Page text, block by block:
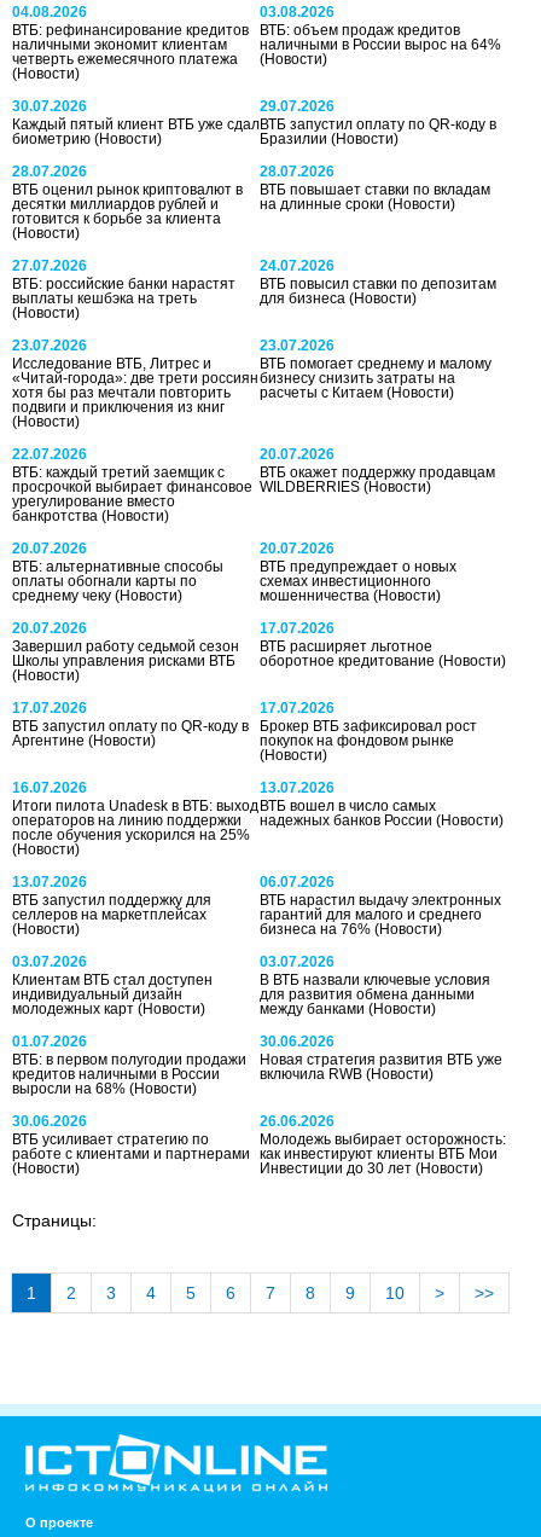
04.08.2026
ВТБ: рефинансирование кредитов
наличными экономит клиентам
четверть ежемесячного платежа
(Новости)
03.08.2026
ВТБ: объем продаж кредитов
наличными в России вырос на 64%
(Новости)
30.07.2026
Каждый пятый клиент ВТБ уже сдал
биометрию (Новости)
29.07.2026
ВТБ запустил оплату по QR-коду в
Бразилии(Новости)
28.07.2026
ВТБ оценил рынок криптовалют в
десятки миллиардов рублей и
готовится к борьбе за клиента
(Новости)
28.07.2026
ВТБ повышает ставки по вкладам
на длинные сроки(Новости)
27.07.2026
ВТБ: российские банки нарастят
выплаты кешбэка на треть
(Новости)
24.07.2026
ВТБ повысил ставки по депозитам
для бизнеса(Новости)
23.07.2026
Исследование ВТБ, Литрес и
«Читай-города»: две трети россиян
хотя бы раз мечтали повторить
подвиги и приключения из книг
(Новости)
23.07.2026
ВТБ помогает среднему и малому
бизнесу снизить затраты на
расчеты с Китаем(Новости)
22.07.2026
ВТБ: каждый третий заемщик с
просрочкой выбирает финансовое
урегулирование вместо
банкротства (Новости)
20.07.2026
ВТБ окажет поддержку продавцам
WILDBERRIES(Новости)
20.07.2026
ВТБ: альтернативные способы
оплаты обогнали карты по
среднему чеку (Новости)
20.07.2026
ВТБ предупреждает о новых
схемах инвестиционного
мошенничества(Новости)
20.07.2026
Завершил работу седьмой сезон
Школы управления рисками ВТБ
(Новости)
17.07.2026
ВТБ расширяет льготное
оборотное кредитование(Новости)
17.07.2026
ВТБ запустил оплату по QR-коду в
Аргентине (Новости)
17.07.2026
Брокер ВТБ зафиксировал рост
покупок на фондовом рынке
(Новости)
16.07.2026
Итоги пилота Unadesk в ВТБ: выход
операторов на линию поддержки
после обучения ускорился на 25%
(Новости)
13.07.2026
ВТБ вошел в число самых
надежных банков России(Новости)
13.07.2026
ВТБ запустил поддержку для
селлеров на маркетплейсах
(Новости)
06.07.2026
ВТБ нарастил выдачу электронных
гарантий для малого и среднего
бизнеса на 76%(Новости)
03.07.2026
Клиентам ВТБ стал доступен
индивидуальный дизайн
молодежных карт (Новости)
03.07.2026
В ВТБ назвали ключевые условия
для развития обмена данными
между банками(Новости)
01.07.2026
ВТБ: в первом полугодии продажи
кредитов наличными в России
выросли на 68% (Новости)
30.06.2026
Новая стратегия развития ВТБ уже
включила RWB(Новости)
30.06.2026
ВТБ усиливает стратегию по
работе с клиентами и партнерами
(Новости)
26.06.2026
Молодежь выбирает осторожность:
как инвестируют клиенты ВТБ Мои
Инвестиции до 30 лет(Новости)
Страницы:
1 2 3 4 5 6 7 8 9 10 > >>
О проекте